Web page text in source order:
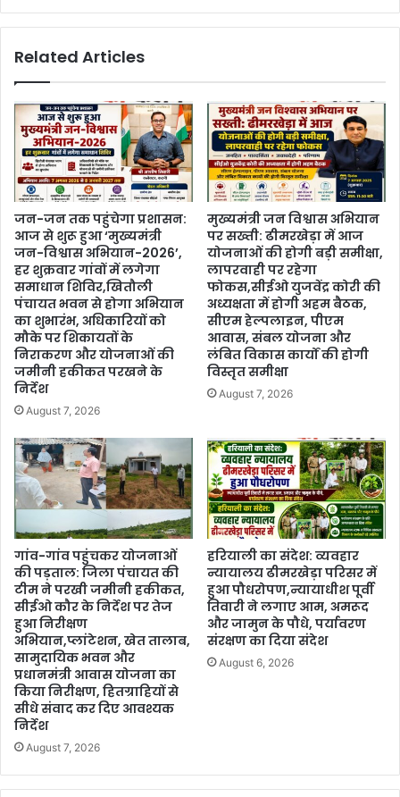
Related Articles
जन-जन तक पहुंचेगा प्रशासन:
आज से शुरू हुआ ‘मुख्यमंत्री
जन-विश्वास अभियान-2026’,
हर शुक्रवार गांवों में लगेगा
समाधान शिविर,खितौली
पंचायत भवन से होगा अभियान
का शुभारंभ, अधिकारियों को
मौके पर शिकायतों के
निराकरण और योजनाओं की
जमीनी हकीकत परखने के
निर्देश
August 7, 2026
मुख्यमंत्री जन विश्वास अभियान
पर सख्ती: ढीमरखेड़ा में आज
योजनाओं की होगी बड़ी समीक्षा,
लापरवाही पर रहेगा
फोकस,सीईओ युजवेंद्र कोरी की
अध्यक्षता में होगी अहम बैठक,
सीएम हेल्पलाइन, पीएम
आवास, संबल योजना और
लंबित विकास कार्यों की होगी
विस्तृत समीक्षा
August 7, 2026
गांव-गांव पहुंचकर योजनाओं
की पड़ताल: जिला पंचायत की
टीम ने परखी जमीनी हकीकत,
सीईओ कौर के निर्देश पर तेज
हुआ निरीक्षण
अभियान,प्लांटेशन, खेत तालाब,
सामुदायिक भवन और
प्रधानमंत्री आवास योजना का
किया निरीक्षण, हितग्राहियों से
सीधे संवाद कर दिए आवश्यक
निर्देश
August 7, 2026
हरियाली का संदेश: व्यवहार
न्यायालय ढीमरखेड़ा परिसर में
हुआ पौधरोपण,न्यायाधीश पूर्वी
तिवारी ने लगाए आम, अमरूद
और जामुन के पौधे, पर्यावरण
संरक्षण का दिया संदेश
August 6, 2026